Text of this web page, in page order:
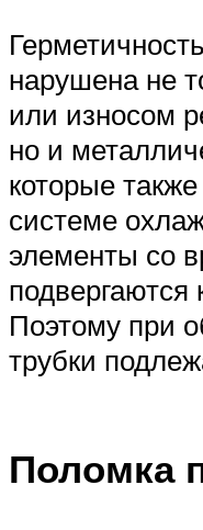
нарушена не
или износом
но и
которые
системе
элементы со
подвергаются
Поэтому при
трубки
Поломка